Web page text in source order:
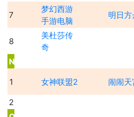
7
梦幻西游
手游电脑
明日方
8
美杜莎传
奇
N
1 女神联盟2 闹闹天
2